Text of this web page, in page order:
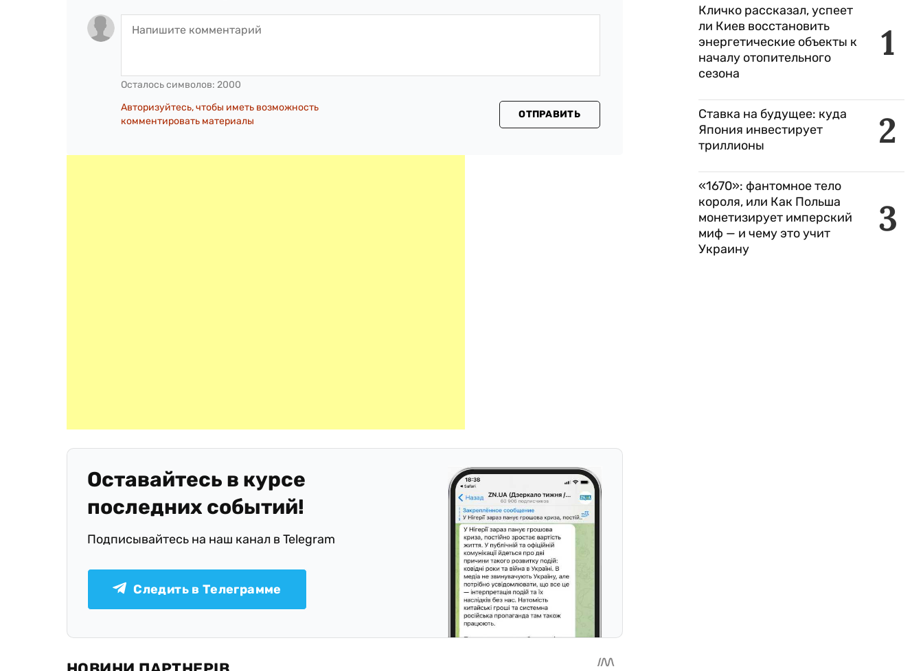
Осталось символов: 2000
Авторизуйтесь, чтобы иметь возможность
комментировать материалы
ОТПРАВИТЬ
Оставайтесь в курсе
последних событий!
Подписывайтесь на наш канал в Telegram
Следить в Телеграмме
1
Кличко рассказал, успеет
ли Киев восстановить
энергетические объекты к
началу отопительного
сезона
2
Ставка на будущее: куда
Япония инвестирует
триллионы
3
«1670»: фантомное тело
короля, или Как Польша
монетизирует имперский
миф — и чему это учит
Украину